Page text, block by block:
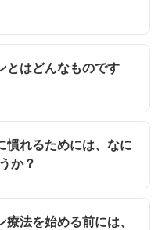
はどんなものです
れるためには、なに
か？
法を始める前には、